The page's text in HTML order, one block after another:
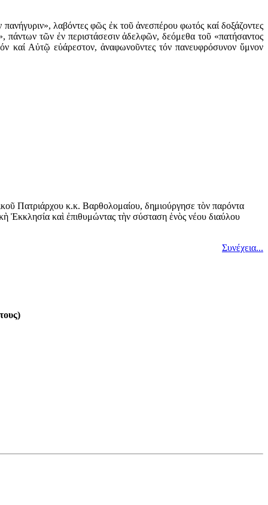
λαβόντες φῶς ἐκ τοῦ ἀνεσπέρου φωτός καί δοξάζοντες
πάντων τῶν ἐν περιστάσεσιν ἀδελφῶν, δεόμεθα τοῦ «πατήσαντος
καί Αὐτῷ εὐάρεστον, ἀναφωνοῦντες τόν πανευφρόσυνον ὕμνον
Πατριάρχου κ.κ. Βαρθολομαίου, δημιούργησε τὸν παρόντα
Ἐκκλησία καὶ ἐπιθυμώντας τὴν σύσταση ἑνὸς νέου διαύλου
Συνέχεια...